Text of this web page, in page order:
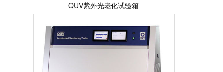
QUV紫外光老化试验箱